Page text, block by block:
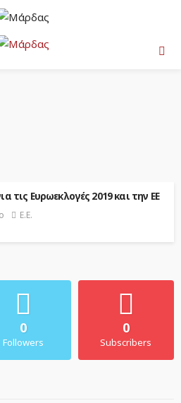
τις Ευρωεκλογές 2019 και την ΕΕ
Ε.Ε.
0
Followers
0
Subscribers